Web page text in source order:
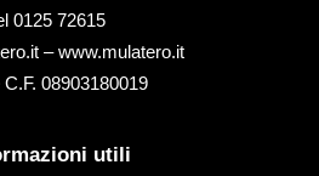
‭0125 72615‬
–www.mulatero.it
C.F. 08903180019
utili